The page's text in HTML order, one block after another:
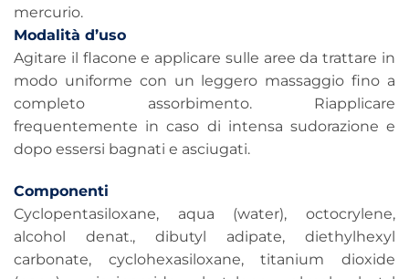
mercurio.
Modalità d’uso
Agitare il flacone e applicare sulle aree da trattare in
modo uniforme con un leggero massaggio fino a
completo assorbimento. Riapplicare
frequentemente in caso di intensa sudorazione e
dopo essersi bagnati e asciugati.
Componenti
Cyclopentasiloxane, aqua (water), octocrylene,
alcohol denat., dibutyl adipate, diethylhexyl
carbonate, cyclohexasiloxane, titanium dioxide